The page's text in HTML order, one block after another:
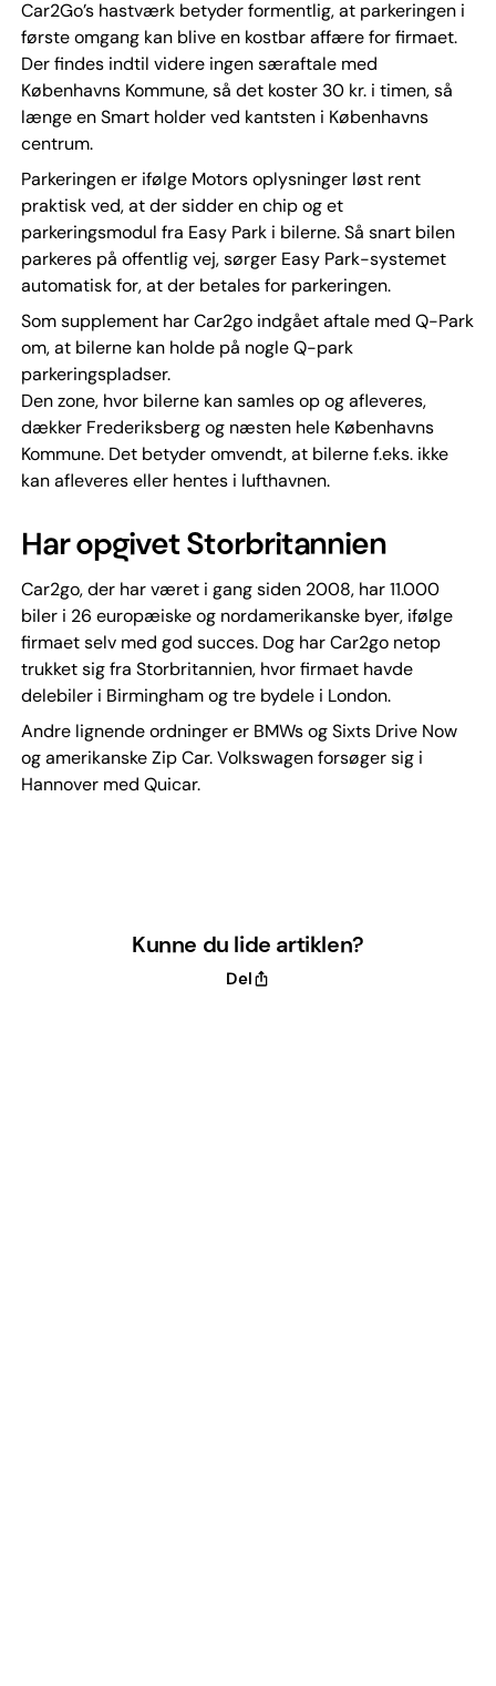
Car2Go’s hastværk betyder formentlig, at parkeringen i
første omgang kan blive en kostbar affære for firmaet.
Der findes indtil videre ingen særaftale med
Københavns Kommune, så det koster 30 kr. i timen, så
længe en Smart holder ved kantsten i Københavns
centrum.
Parkeringen er ifølge Motors oplysninger løst rent
praktisk ved, at der sidder en chip og et
parkeringsmodul fra Easy Park i bilerne. Så snart bilen
parkeres på offentlig vej, sørger Easy Park-systemet
automatisk for, at der betales for parkeringen.
Som supplement har Car2go indgået aftale med Q-Park
om, at bilerne kan holde på nogle Q-park
parkeringspladser.
Den zone, hvor bilerne kan samles op og afleveres,
dækker Frederiksberg og næsten hele Københavns
Kommune. Det betyder omvendt, at bilerne f.eks. ikke
kan afleveres eller hentes i lufthavnen.
Har opgivet Storbritannien
Car2go, der har været i gang siden 2008, har 11.000
biler i 26 europæiske og nordamerikanske byer, ifølge
firmaet selv med god succes. Dog har Car2go netop
trukket sig fra Storbritannien, hvor firmaet havde
delebiler i Birmingham og tre bydele i London.
Andre lignende ordninger er BMWs og Sixts Drive Now
og amerikanske Zip Car. Volkswagen forsøger sig i
Hannover med Quicar.
Kunne du lide artiklen?
Del